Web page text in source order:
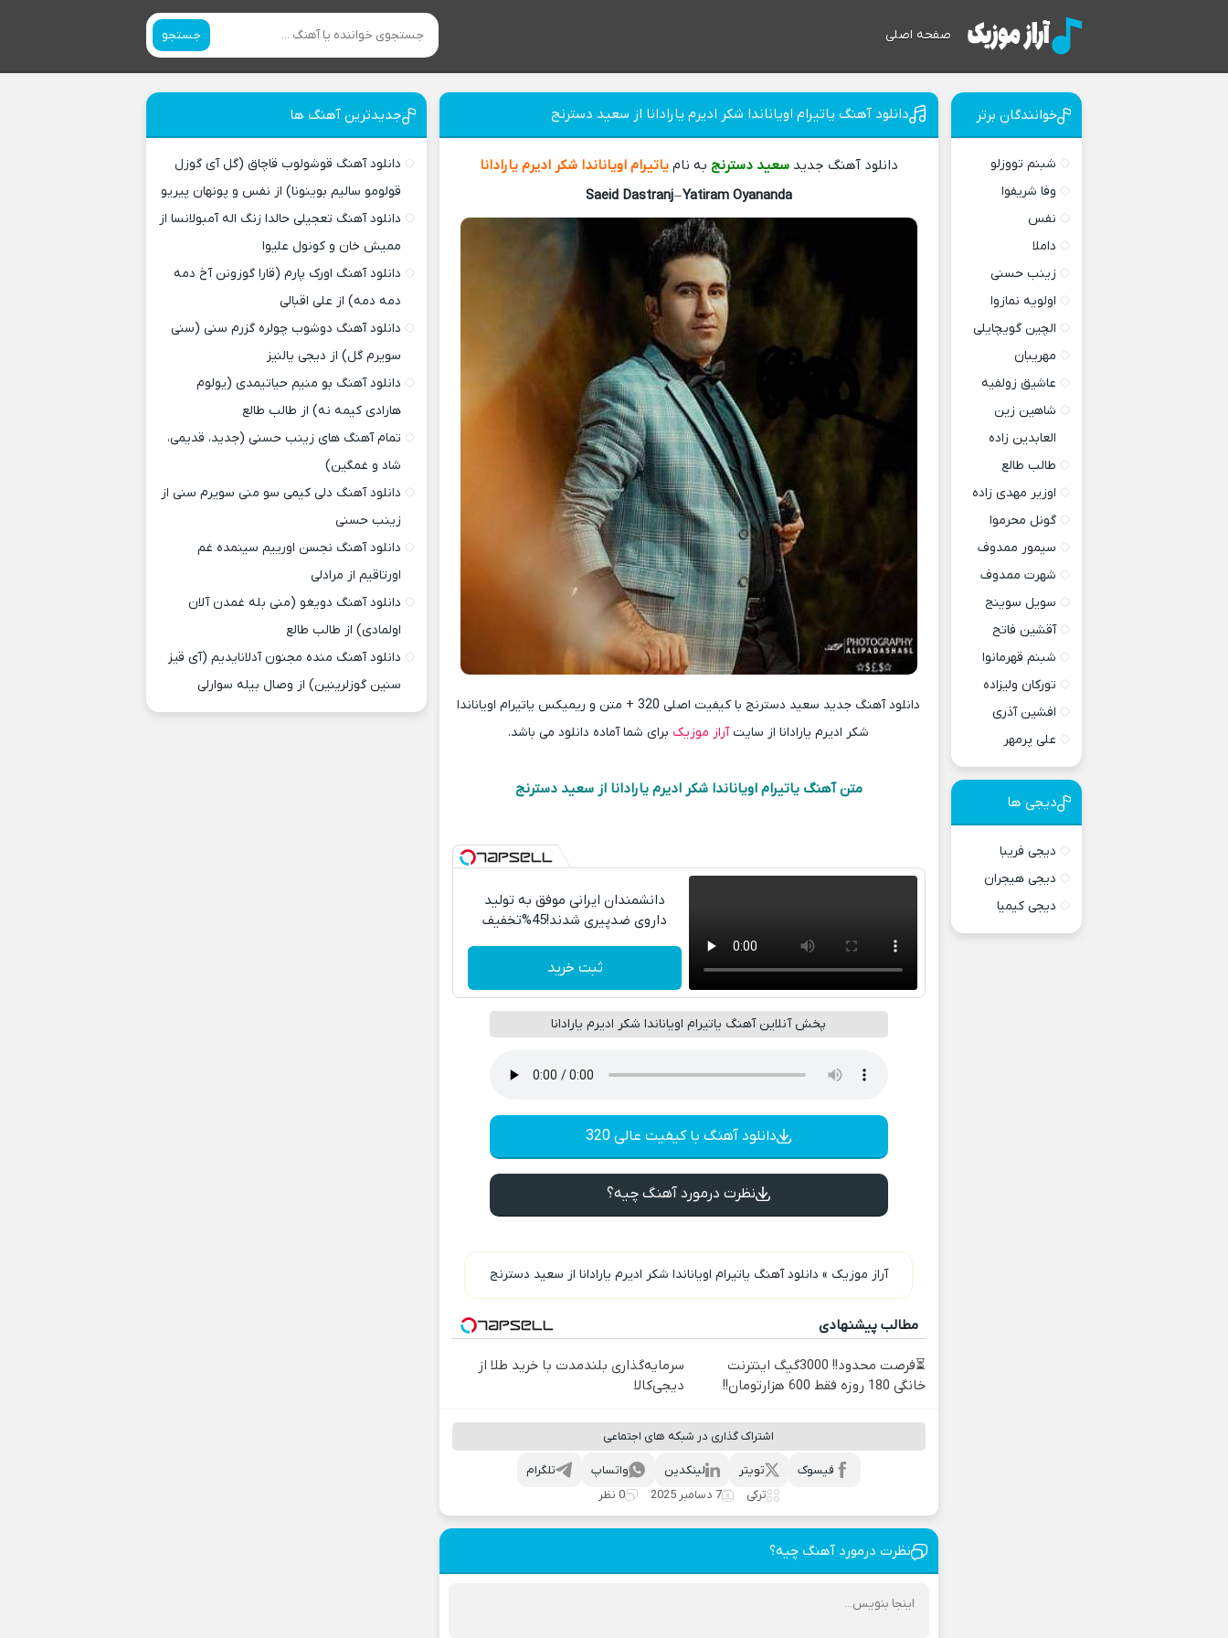
صفحه اصلی جستجو
دانلود آهنگ یاتیرام اویاناندا شکر ادیرم یارادانا از سعید دسترنج
دانلود آهنگ جدیدسعید دسترنج به نامیاتیرام اویاناندا شکر ادیرم یارادانا
Saeid Dastranj–Yatiram Oyananda
دانلود آهنگ جدید سعید دسترنج با کیفیت اصلی 320 + متن و ریمیکس یاتیرام اویاناندا
شکر ادیرم یارادانا از سایتآراز موزیک برای شما آماده دانلود می باشد.
متن آهنگ یاتیرام اویاناندا شکر ادیرم یارادانا از سعید دسترنج
دانشمندان ایرانی موفق به تولید
داروی ضدپیری شدند!45%تخفیف
ثبت خرید
پخش آنلاین آهنگ یاتیرام اویاناندا شکر ادیرم یارادانا
دانلود آهنگ با کیفیت عالی 320
نظرت درمورد آهنگ چیه؟
آراز موزیک » دانلود آهنگ یاتیرام اویاناندا شکر ادیرم یارادانا از سعید دسترنج
مطالب پیشنهادی
⏳فرصت محدود!! 3000گیگ اینترنت
خانگی 180 روزه فقط 600 هزارتومان!!
سرمایه‌گذاری بلندمدت با خرید طلا از
دیجی‌کالا
اشتراک گذاری در شبکه های اجتماعی
تلگرام واتساپ لینکدین تویتر
فیسوک
ترکی
7 دسامبر 2025 0 نظر
نظرت درمورد آهنگ چیه؟
خوانندگان برتر
شبنم تووزلو
وفا شریفوا
نفس
داملا
زینب حسنی
اولویه نمازوا
الچین گویچایلی
مهریبان
عاشیق زولفیه
شاهین زین
العابدین زاده
طالب طالع
اوزیر مهدی زاده
گونل محرموا
سیمور ممدوف
شهرت ممدوف
سویل سوینج
آقشین فاتح
شبنم قهرمانوا
تورکان ولیزاده
افشین آذری
علی پرمهر
دیجی ها
دیجی فریبا
دیجی هیجران
دیجی کیمیا
جدیدترین آهنگ ها
دانلود آهنگ قوشولوب قاچاق (گل آی گوزل
قولومو سالیم بوینونا) از نفس و پونهان پیریو
دانلود آهنگ تعجیلی حالدا زنگ اله آمبولانسا از
ممیش خان و کونول علیوا
دانلود آهنگ اورک پارم (قارا گوزونن آخ دمه
دمه دمه) از علی اقبالی
دانلود آهنگ دوشوب چولره گزرم سنی (سنی
سویرم گل) از دیجی یالنیز
دانلود آهنگ بو منیم حیاتیمدی (یولوم
هارادی کیمه نه) از طالب طالع
تمام آهنگ های زینب حسنی (جدید، قدیمی،
شاد و غمگین)
دانلود آهنگ دلی کیمی سو منی سویرم سنی از
زینب حسنی
دانلود آهنگ نجسن اورییم سینمده غم
اورتاقیم از مرادلی
دانلود آهنگ دویغو (منی بله غمدن آلان
اولمادی) از طالب طالع
دانلود آهنگ منده مجنون آدلانایدیم (آی قیز
سنین گوزلرینین) از وصال بیله سوارلی